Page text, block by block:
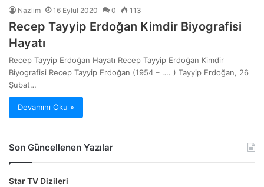
Nazlim 16 Eylül 2020 0 113
Recep Tayyip Erdoğan Kimdir Biyografisi
Hayatı
Recep Tayyip Erdoğan Hayatı Recep Tayyip Erdoğan Kimdir
Biyografisi Recep Tayyip Erdoğan (1954 – …. ) Tayyip Erdoğan, 26
Şubat…
Devamını Oku »
Son Güncellenen Yazılar
Star TV Dizileri